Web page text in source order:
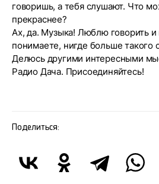
говоришь, а тебя слушают. Что
прекраснее?
Ах, да. Музыка! Люблю говорить и
понимаете, нигде больше такого
Делюсь другими интересными
Радио Дача. Присоединяйтесь!
Поделиться: